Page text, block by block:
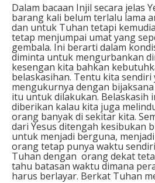
Dalam bacaan Injil secara jelas
barang kali belum terlalu lama
dan untuk Tuhan tetapi
tetap menjumpai umat yang
gembala. Ini berarti dalam
diminta untuk mengurbankan
kesengan kita bahkan
belaskasihan. Tentu kita sendiri
mengukurnya dengan
itu untuk dilakukan. Belaskasih
diberikan kalau kita juga
orang banyak di sekitar kita.
dari Yesus ditengah kesibukan
untuk menjadi berguna,
orang tetap punya waktu
Tuhan dengan orang dekat
tahu batasan waktu dimana
harus berlayar. Berkat Tuhan